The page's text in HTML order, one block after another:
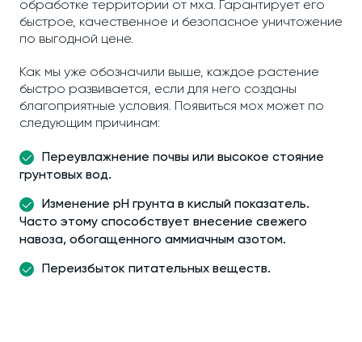
обработке территории от мха. Гарантирует его
быстрое, качественное и безопасное уничтожение
по выгодной цене.
Как мы уже обозначили выше, каждое растение
быстро развивается, если для него созданы
благоприятные условия. Появиться мох может по
следующим причинам:
Переувлажнение почвы или высокое стояние
грунтовых вод.
Изменение рН грунта в кислый показатель.
Часто этому способствует внесение свежего
навоза, обогащенного аммиачным азотом.
Переизбыток питательных веществ.